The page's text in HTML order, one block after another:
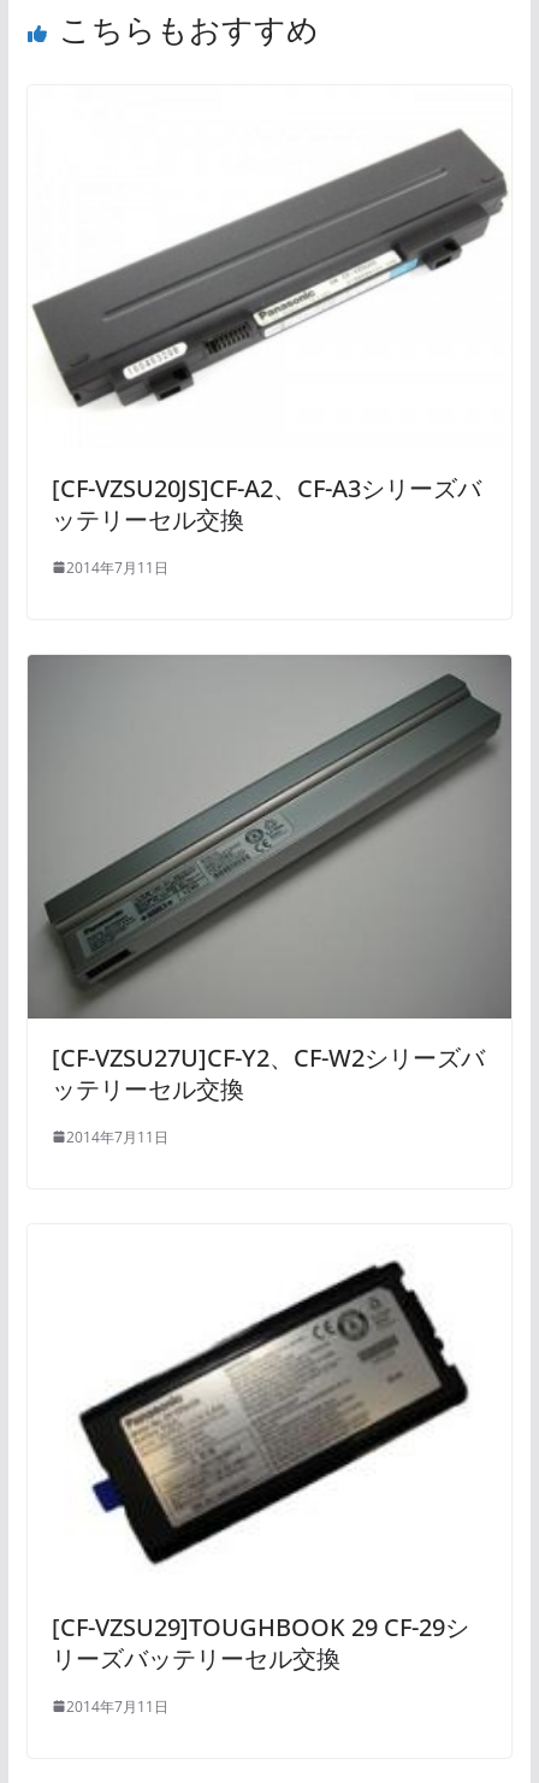
こちらもおすすめ
[CF-VZSU20JS]CF-A2、CF-A3シリーズバ
ッテリーセル交換
2014年7月11日
[CF-VZSU27U]CF-Y2、CF-W2シリーズバ
ッテリーセル交換
2014年7月11日
[CF-VZSU29]TOUGHBOOK 29 CF-29シ
リーズバッテリーセル交換
2014年7月11日